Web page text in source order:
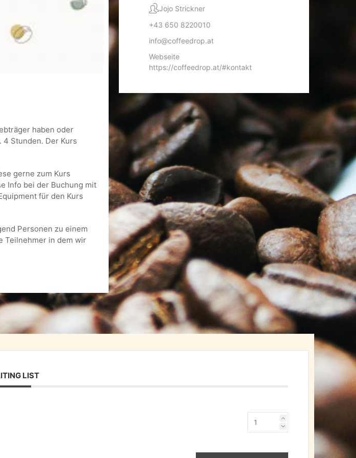
haben oder
Stunden. Der Kurs
gerne zum Kurs
Info bei der Buchung mit
für den Kurs
Personen zu einem
Teilnehmer in dem wir
Jojo Strickner
+43 650 8220010
info@coffeedrop.at
Webseite
https://coffeedrop.at/#kontakt
LIST